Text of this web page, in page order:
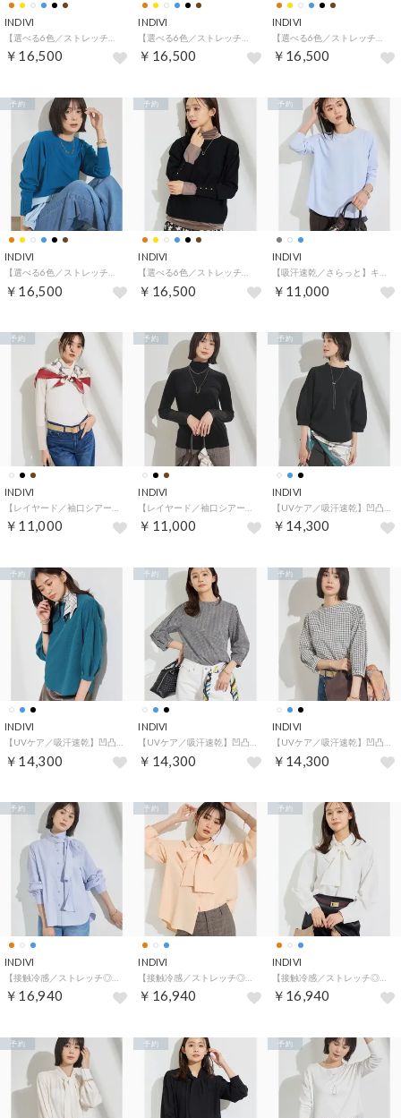
INDIVI
￥16,500
INDIVI
￥16,500
INDIVI
￥16,500
INDIVI
￥16,500
予約
INDIVI
￥16,500
予約
INDIVI
￥11,000
予約
INDIVI
￥11,000
予約
INDIVI
￥11,000
予約
INDIVI
￥14,300
予約
INDIVI
￥14,300
予約
INDIVI
￥14,300
予約
INDIVI
￥14,300
予約
INDIVI
￥16,940
予約
INDIVI
￥16,940
予約
INDIVI
【接触冷感／ストレッチ◎】取外し可ボウタイシャツ （ホワイト(001)）
￥16,940
予約
予約 予約 予約